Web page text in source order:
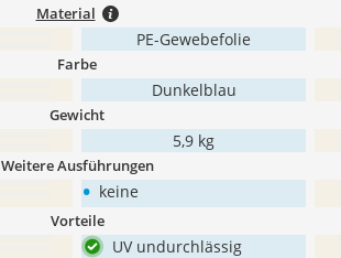
Material
PE-Gewebefolie
Farbe
Dunkelblau
Gewicht
‎5,9 kg
Weitere Ausführungen
• keine
Vorteile
UV undurchlässig